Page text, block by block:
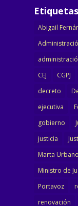
Etiquetas
Abigail
CEJ
CGPJ
decreto
ejecutiva
gobierno
justicia
Marta Urbano
Ministro de
Portavoz
renovación